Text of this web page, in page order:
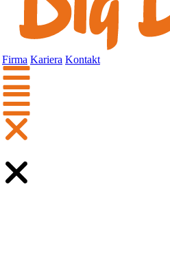
Firma Kariera Kontakt